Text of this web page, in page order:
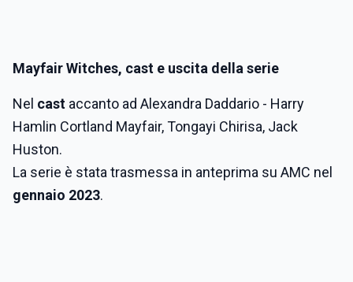
Mayfair Witches, cast e uscita della serie
Nel cast accanto ad Alexandra Daddario - Harry
Hamlin Cortland Mayfair, Tongayi Chirisa, Jack
Huston.
La serie è stata trasmessa in anteprima su AMC nel
gennaio 2023.